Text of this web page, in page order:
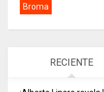
Broma
RECIENTE